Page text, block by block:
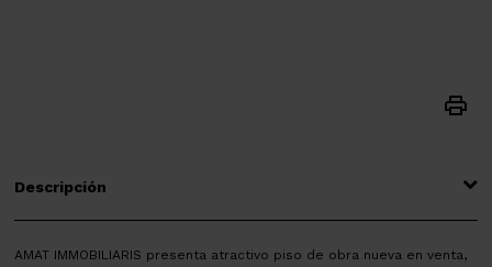
Descripción
AMAT IMMOBILIARIS presenta atractivo piso de obra nueva en venta,